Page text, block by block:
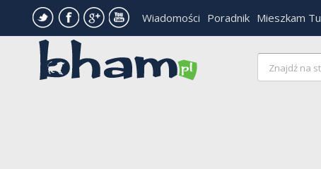
Wiadomości Poradnik Mieszkam Tu